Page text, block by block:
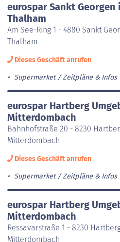
eurospar Sankt
Thalham
Am See-Ring 1 - 4880 Sankt
Thalham
Dieses Geschäft anrufen
Supermarket Zeitpläne & Infos
eurospar Hartberg
Mitterdombach
Bahnhofstraße 20 - 8230
Mitterdombach
Dieses Geschäft anrufen
Supermarket Zeitpläne & Infos
eurospar Hartberg
Mitterdombach
Ressavarstraße 1 - 8230
Mitterdombach